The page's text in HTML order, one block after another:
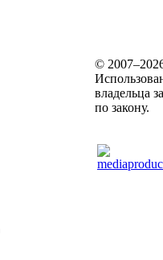
©
владельца
по закону.